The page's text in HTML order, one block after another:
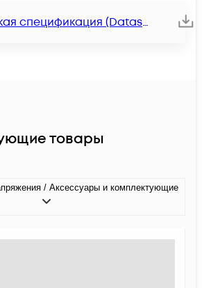
Техническая спецификация (Datasheet)
товары
/ Аксессуары и комплектующие